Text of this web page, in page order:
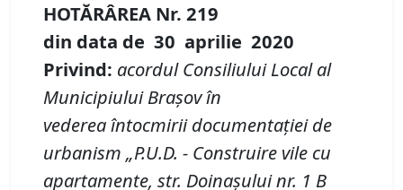
HOTĂRÂREA Nr. 219
din data de 30 aprilie 2020
Privind: acordulConsiliului Local al
Municipiului Braşovîn
vedereaîntocmiriidocumentaţiei de
urbanism „P.U.D. - Construire vile cu
apartamente, str. Doinașului nr. 1 B